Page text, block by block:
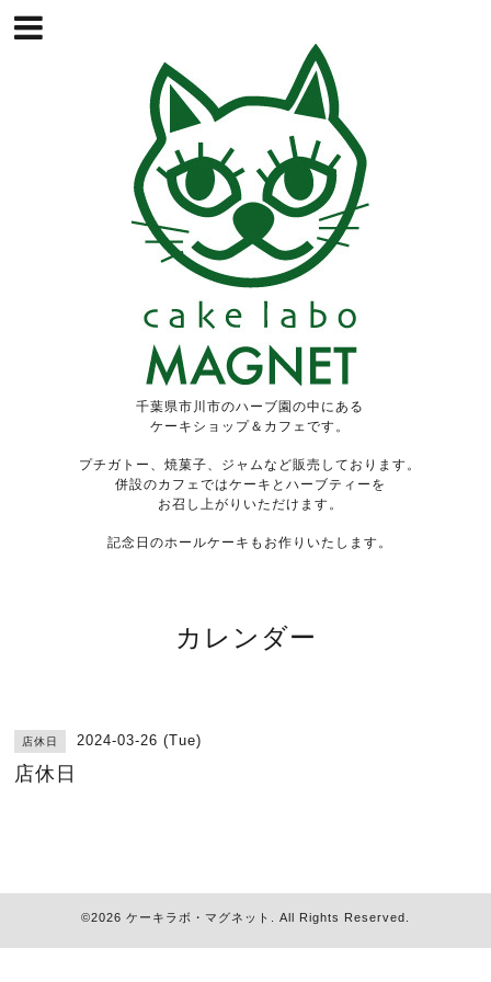
千葉県市川市のハーブ園の中にある
ケーキショップ＆カフェです。
プチガトー、焼菓子、ジャムなど販売しております。
併設のカフェではケーキとハーブティーを
お召し上がりいただけます。
記念日のホールケーキもお作りいたします。
カレンダー
店休日 2024-03-26 (Tue)
店休日
©2026 ケーキラボ・マグネット . All Rights Reserved.